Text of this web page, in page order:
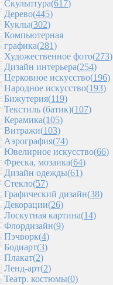
Скульптура(617)
Дерево(445)
Куклы(302)
Компьютерная
графика(281)
Художественное фото(273)
Дизайн интерьера(254)
Церковное искусство(196)
Народное искусство(193)
Бижутерия(119)
Текстиль (батик)(107)
Керамика(105)
Витражи(103)
Аэрография(74)
Ювелирное искусство(66)
Фреска, мозаика(64)
Дизайн одежды(61)
Стекло(57)
Графический дизайн(38)
Декорации(26)
Лоскутная картина(14)
Флордизайн(9)
Пэчворк(4)
Бодиарт(3)
Плакат(2)
Ленд-арт(2)
Театр. костюмы(0)